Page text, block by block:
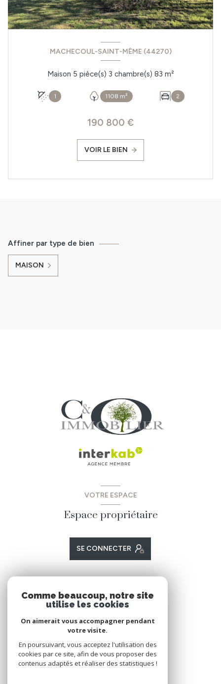
MACHECOUL-SAINT-MÊME (44270)
Maison 5 pièce(s) 3 chambre(s) 83 m²
1 1108 m² 2
190 800 €
VOIR LE BIEN
Affiner par type de bien
MAISON
VOTRE ESPACE
Espace propriétaire
SE CONNECTER
Nous adhérons
Comme beaucoup, notre site
utilise les cookies
On aimerait vous accompagner pendant
votre visite.
En poursuivant, vous acceptez l'utilisation des
cookies par ce site, afin de vous proposer des
contenus adaptés et réaliser des statistiques !